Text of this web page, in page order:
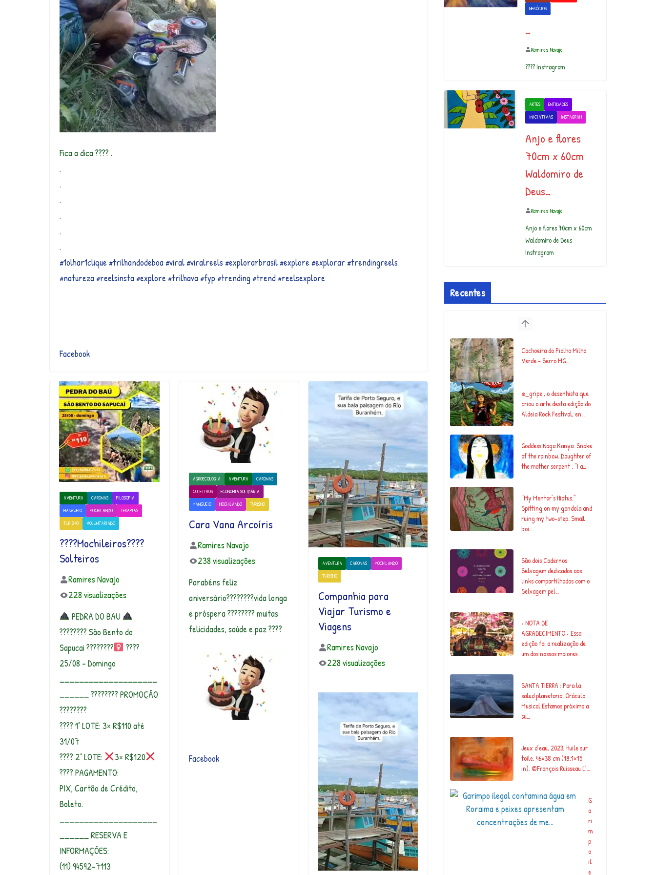
Fica a dica ???? .
.
.
.
.
.
.
#1olhar1clique#trilhandodeboa #viral#viralreels #explorarbrasil#explore#explorar #trendingreels
#natureza #reelsinsta #explore#trilhava #fyp #trending #trend #reelsexplore
Facebook
AVENTURA CARONAS
FILOSOFIA
MANGUEIO
MOCHILANDO
TERAPIAS
TURISMO
VOLUNTARIADO
????Mochileiros????
Solteiros
Ramires Navajo
228 visualizações
PEDRA DO BAU
???????? São Bento do
Sapucai ????????‍
????
25/08 – Domingo
____________________
______ ???????? PROMOÇÃO
????????
???? 1° LOTE: 3× R$110 até
31/07
???? 2° LOTE:
3× R$120
???? PAGAMENTO:
PIX, Cartão de Crédito,
Boleto.
____________________
______ RESERVA E
INFORMAÇÕES:
(11) 94592-7113
AGROECOLOGIA AVENTURA
CARONAS
COLETIVOS
ECONOMIA SOLIDÁRIA
MANGUEIO
MOCHILANDO TURISMO
Cara Vana Arcoíris
Ramires Navajo
238 visualizações
Parabéns feliz
aniversário????????vida longa
e próspera ???????? muitas
felicidades, saúde e paz ????
Facebook
AVENTURA CARONAS
MOCHILANDO
TURISMO
Companhia para
Viajar Turismo e
Viagens
Ramires Navajo
228 visualizações
NEGÓCIOS
…
Ramires Navajo
???? Instragram
ARTES
ENTIDADES
INICIATIVAS
INSTAGRAM
Anjo e flores
70cm x 60cm
Waldomiro de
Deus…
Ramires Navajo
Anjo e flores 70cm x 60cm
Waldomiro de Deus
Instragram
Recentes
Cachoeira do Piolho Milho
Verde – Serro MG…
@_gripe , o desenhista que
criou o arte desta edição do
Aldeia Rock Festival, en…
Goddess Naga Kanya. Snake
of the rainbow. Daughter of
the mother serpent . “I a…
“My Mentor’s Hiatus.”
Spitting on my gondola and
ruing my two-step. Small
boi…
São dois Cadernos
Selvagem dedicados aos
links compartilhados com o
Selvagem pel…
• NOTA DE
AGRADECIMENTO • Essa
edição foi a realização de
um dos nossos maiores…
SANTA TIERRA : Para la
salud planetaria. Oráculo
Musical Estamos próximo a
su…
Jeux d’eau, 2023, Huile sur
toile, 46×38 cm (18,1×15
in). ©François Ruisseau L’…
G
a
ri
m
p
o
il